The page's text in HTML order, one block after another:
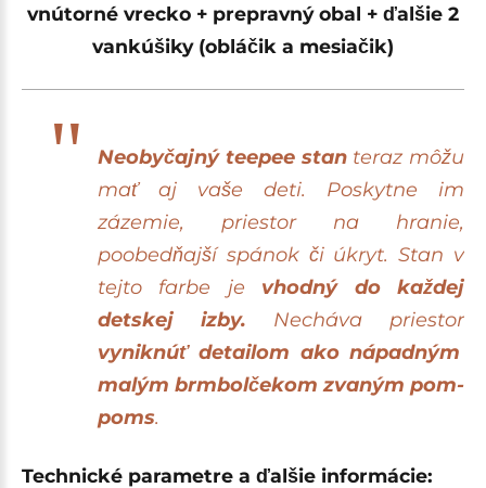
vnútorné vrecko + prepravný obal + ďalšie 2
vankúšiky (obláčik a mesiačik)
Neobyčajný teepee stanteraz môžu
mať aj vaše deti. Poskytne im
zázemie, priestor na hranie,
poobedňajší spánok či úkryt. Stan v
tejto farbe je vhodný do každej
detskej izby. Necháva priestor
vyniknúť detailom ako nápadným
malým brmbolčekom zvaným pom-
poms.
Technické parametre a ďalšie informácie: